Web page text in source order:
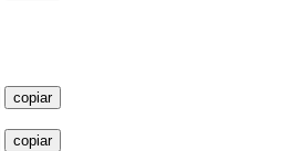
copiar
copiar